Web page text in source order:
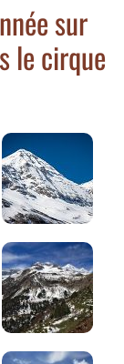
sur
le cirque